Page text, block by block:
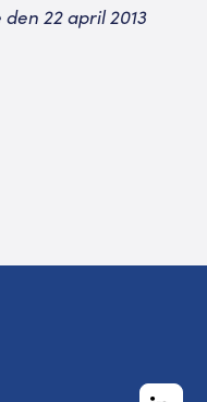
22 april 2013